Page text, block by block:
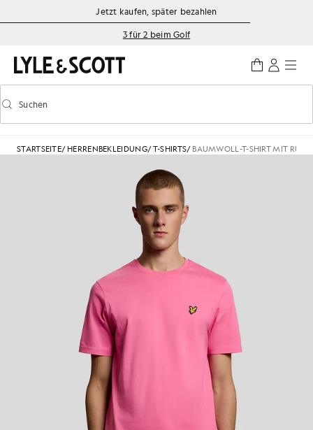
Zum Hauptinhalt springen
Informationen zur Barrierefreiheit
Jetzt kaufen, später bezahlen
3 für 2 beim Golf
Vorausschauende Suche ein-/ausschalten
Suchen
STARTSEITE/ HERRENBEKLEIDUNG/T-SHIRTS/ BAUMWOLL-T-SHIRT MIT